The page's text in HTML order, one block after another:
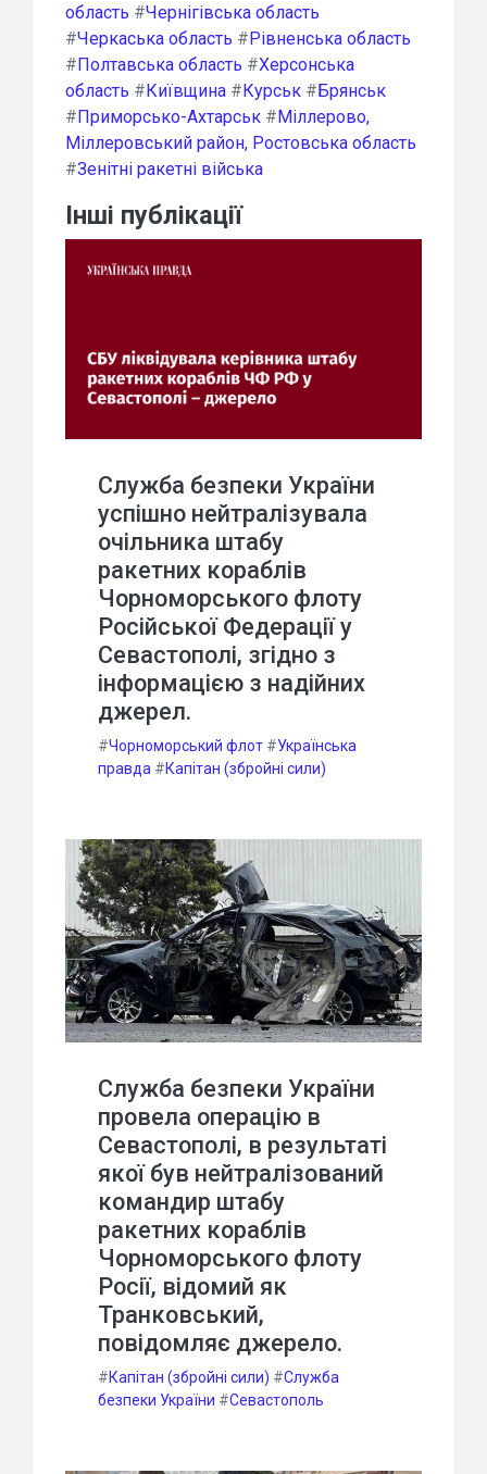
область #Чернігівська область
#Черкаська область #Рівненська область
#Полтавська область #Херсонська
область #Київщина #Курськ #Брянськ
#Приморсько-Ахтарськ #Міллерово,
Міллеровський район, Ростовська область
#Зенітні ракетні війська
Інші публікації
Служба безпеки України
успішно нейтралізувала
очільника штабу
ракетних кораблів
Чорноморського флоту
Російської Федерації у
Севастополі, згідно з
інформацією з надійних
джерел.
#Чорноморський флот #Українська
правда #Капітан (збройні сили)
Служба безпеки України
провела операцію в
Севастополі, в результаті
якої був нейтралізований
командир штабу
ракетних кораблів
Чорноморського флоту
Росії, відомий як
Транковський,
повідомляє джерело.
#Капітан (збройні сили) #Служба
безпеки України #Севастополь